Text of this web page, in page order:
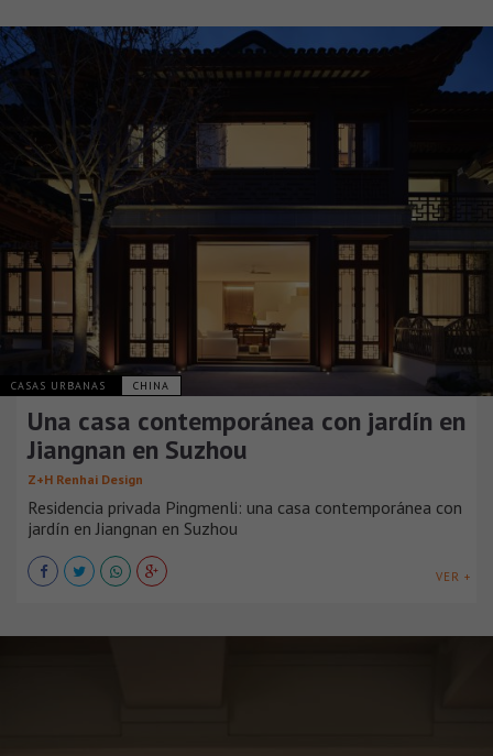
CASAS URBANAS CHINA
Una casa contemporánea con jardín en
Jiangnan en Suzhou
Z+H Renhai Design
Residencia privada Pingmenli: una casa contemporánea con
jardín en Jiangnan en Suzhou
VER +